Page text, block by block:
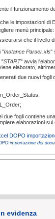
il funzionamento
le impostazioni di
menù
che il livello
"Instance Parser.xls"
"START" avvia
elaborato,
due nuovi fogli
due fogli contiene
elaborazioni sui
importazione dei
evidenza